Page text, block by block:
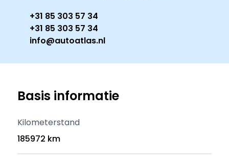
+31 85 303 57 34
+31 85 303 57 34
info@autoatlas.nl
Basis informatie
Kilometerstand
185972 km